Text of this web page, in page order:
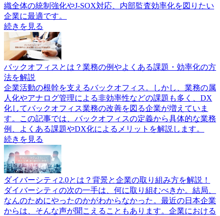
織全体の統制強化やJ-SOX対応、内部監査効率化を図りたい
企業に最適です。
続きを見る
バックオフィスとは？業務の例やよくある課題・効率化の方
法を解説
企業活動の根幹を支えるバックオフィス。しかし、業務の属
人化やアナログ管理による非効率性などの課題も多く、DX
化してバックオフィス業務の改善を図る企業が増えていま
す。この記事では、バックオフィスの定義から具体的な業務
例、よくある課題やDX化によるメリットを解説します。
続きを見る
ダイバーシティ2.0とは？背景と企業の取り組み方を解説！
ダイバーシティの次の一手は、何に取り組むべきか。結局、
なんのためにやったのかがわからなかった。最近の日本企業
からは、そんな声が聞こえることもあります。企業における